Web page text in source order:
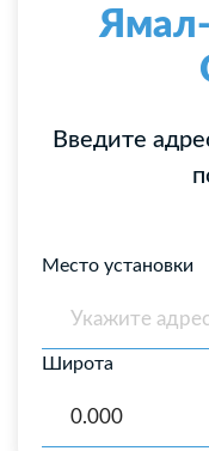
Введите
Место установки
Широта